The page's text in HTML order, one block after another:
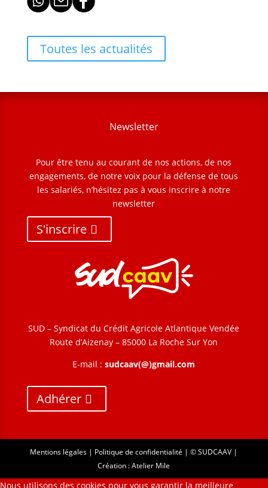
Toutes les actualités
Newsletter
Pour être tenu au courant de nos actions, de nos
engagements, de notre voix pour la défense de tous
les salariés, n’hésitez pas à vous inscrire à notre
newsletter
S'inscrire
SUD – Syndicat du Crédit Agricole Atlantique Vendée
Route d’Aizenay – 85000 La Roche Sur Yon
E-mail :sudcaav(@)gmail.com
Adhérer
Mentions légales | Politique de confidentialité | © SUDCAAV |
Création :Atelier Mile
Nous utilisons des cookies pour vous garantir la meilleure